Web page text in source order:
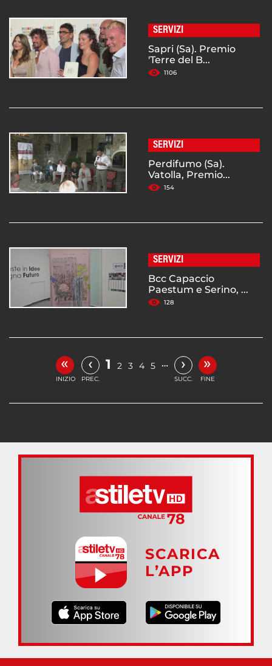
SERVIZI
Sapri (Sa). Premio
'Terre del B...
1106
SERVIZI
Perdifumo (Sa).
Vatolla, Premio...
154
SERVIZI
Bcc Capaccio
Paestum e Serino, ...
128
«
INIZIO
‹
PREC.
1 2 3 4 5 … ›
SUCC.
»
FINE
SCARICA
L’APP